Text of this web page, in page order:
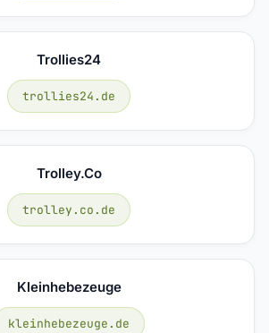
Trollies24
trollies24.de
Trolley.co
trolley.co.de
Kleinhebezeuge
kleinhebezeuge.de